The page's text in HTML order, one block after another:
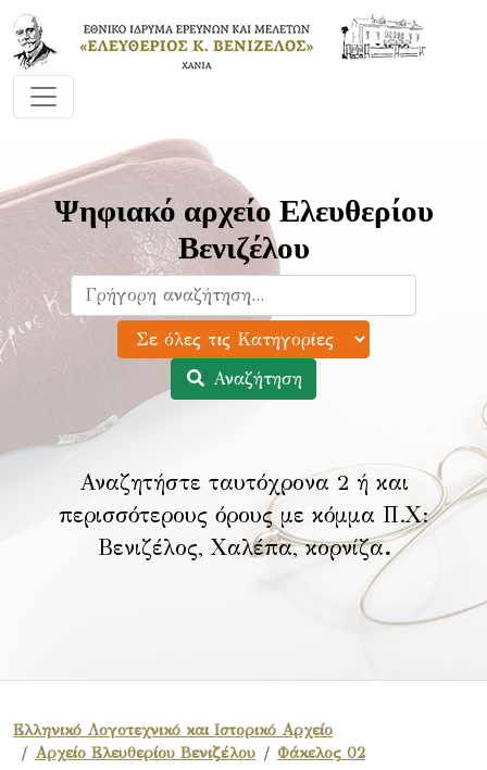
Ψηφιακό αρχείο Ελευθερίου
Βενιζέλου
Αναζήτηση
Αναζητήστε ταυτόχρονα 2 ή και
περισσότερους όρους με κόμμα Π.Χ:
Βενιζέλος, Χαλέπα, κορνίζα.
Ελληνικό Λογοτεχνικό και Ιστορικό Αρχείο
Αρχείο Ελευθερίου Βενιζέλου
Φάκελος 02